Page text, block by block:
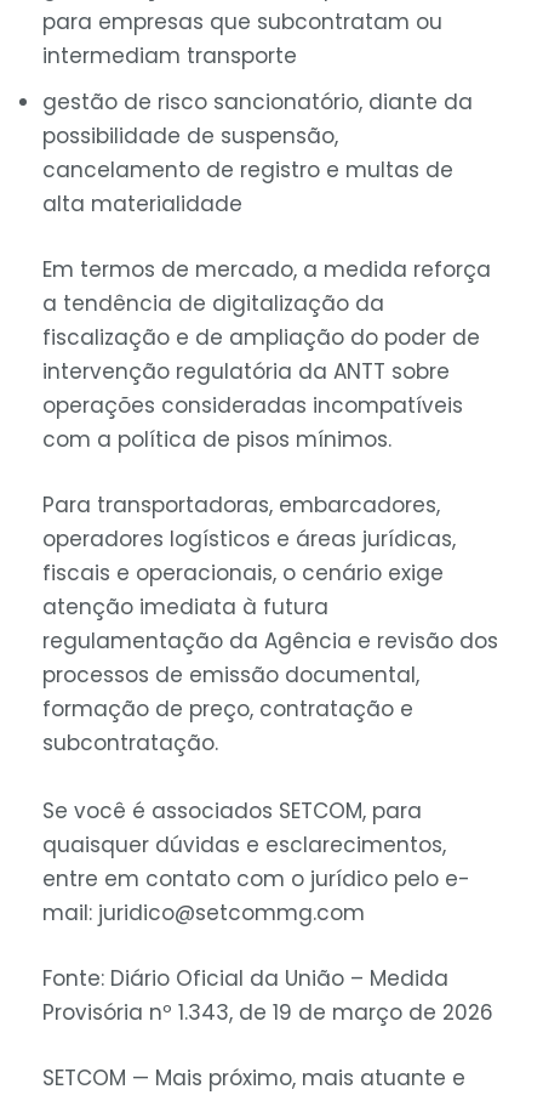
para empresas que subcontratam ou
intermediam transporte
gestão de risco sancionatório, diante da
possibilidade de suspensão,
cancelamento de registro e multas de
alta materialidade
Em termos de mercado, a medida reforça
a tendência de digitalização da
fiscalização e de ampliação do poder de
intervenção regulatória da ANTT sobre
operações consideradas incompatíveis
com a política de pisos mínimos.
Para transportadoras, embarcadores,
operadores logísticos e áreas jurídicas,
fiscais e operacionais, o cenário exige
atenção imediata à futura
regulamentação da Agência e revisão dos
processos de emissão documental,
formação de preço, contratação e
subcontratação.
Se você é associados SETCOM, para
quaisquer dúvidas e esclarecimentos,
entre em contato com o jurídico pelo e-
mail: juridico@setcommg.com
Fonte: Diário Oficial da União – Medida
Provisória nº 1.343, de 19 de março de 2026
SETCOM — Mais próximo, mais atuante e